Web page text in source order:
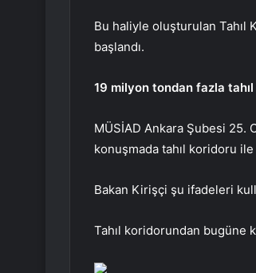
Bu haliyle oluşturulan Tahıl
başlandı.
19 milyon tondan fazla tahıl
MÜSİAD Ankara Şubesi 25.
konuşmada tahıl koridoru
Bakan Kirişçi şu ifadeleri
Tahıl koridorundan bugüne